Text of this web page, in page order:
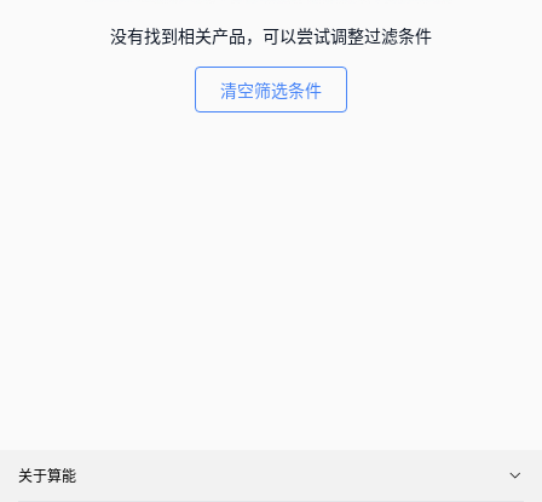
没有找到相关产品，可以尝试调整过滤条件
清空筛选条件
关于算能